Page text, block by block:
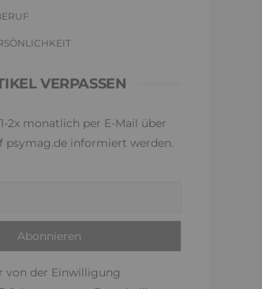
VERPASSEN
2x monatlich per E-Mail über
psymag.de informiert werden.
von der Einwilligung